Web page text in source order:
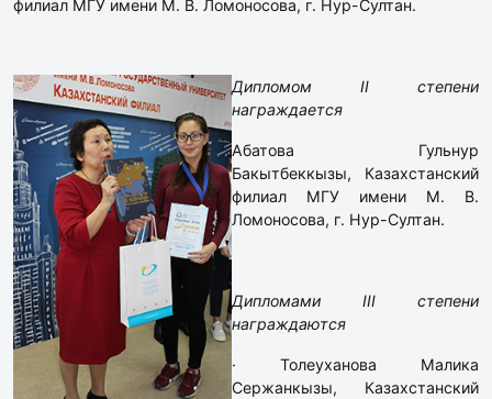
филиал МГУ имени М. В. Ломоносова, г. Нур-Султан.
Дипломом II степени
награждается
Абатова Гульнур
Бакытбеккызы, Казахстанский
филиал МГУ имени М. В.
Ломоносова, г. Нур-Султан.
Дипломами III степени
награждаются
· Толеуханова Малика
Сержанкызы, Казахстанский